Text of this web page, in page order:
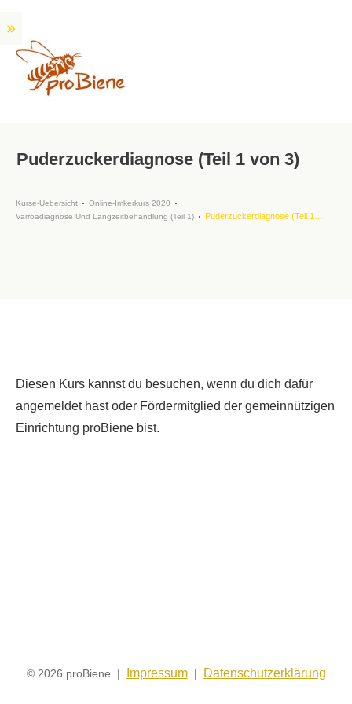
Puderzuckerdiagnose (Teil 1 von 3)
Kurse-Uebersicht
Online-Imkerkurs 2020
Varroadiagnose Und Langzeitbehandlung (Teil 1)
Diesen Kurs kannst du besuchen, wenn du dich dafür
angemeldet hast oder Fördermitglied der gemeinnützigen
Einrichtung proBiene bist.
© 2026 proBiene | Impressum| Datenschutzerklärung